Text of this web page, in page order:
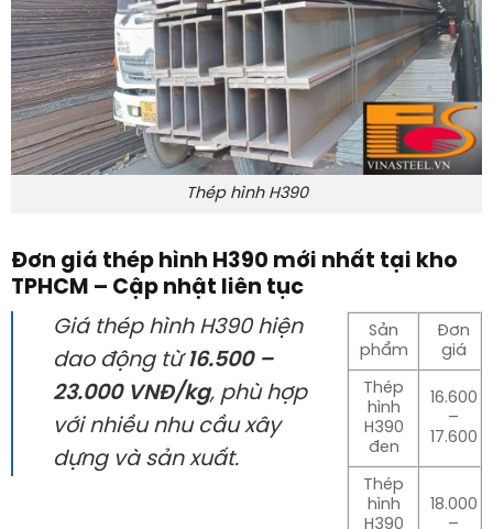
Thép hình H390
Đơn giá thép hình H390 mới nhất tại kho
TPHCM – Cập nhật liên tục
Giá thép hình H390 hiện
dao động từ16.500 –
23.000 VNĐ/kg, phù hợp
với nhiều nhu cầu xây
dựng và sản xuất.
Sản
phẩm
Đơn
giá
Thép
hình
H390
đen
16.600
–
17.600
Thép
hình
H390
18.000
–